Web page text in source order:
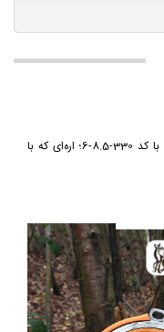
Silky Saw Pruning Saw Gunfighter Curver با کد 330-8.5-6؛ اره‌ای که با